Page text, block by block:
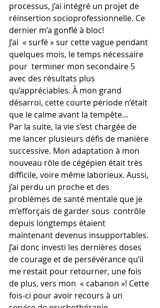
processus, j’ai intégré un projet de
réinsertion socioprofessionnelle. Ce
dernier m’a gonflé à bloc!
J’ai  « surfé » sur cette vague pendant
quelques mois, le temps nécessaire
pour  terminer mon secondaire 5
avec des résultats plus
qu’appréciables. À mon grand
désarroi, cette courte période n’était
que le calme avant la tempête…
Par la suite, la vie s’est chargée de
me lancer plusieurs défis de manière
successive. Mon adaptation à mon
nouveau rôle de cégépien était très
difficile, voire même laborieux. Aussi,
j’ai perdu un proche et des
problèmes de santé mentale que je
m’efforçais de garder sous  contrôle
depuis longtemps étaient
maintenant devenus insupportables.
J’ai donc investi les dernières doses
de courage et de persévérance qu’il
me restait pour retourner, une fois
de plus, vers mon  « cabanon »! Cette
fois-ci pour avoir recours à un